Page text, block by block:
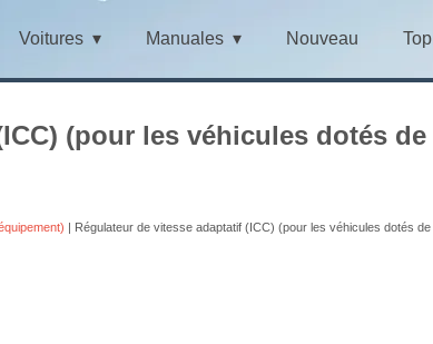
Voitures Manuales Nouveau Top
(pour les véhicules dotés de
| Régulateur de vitesse adaptatif (ICC) (pour les véhicules dotés de